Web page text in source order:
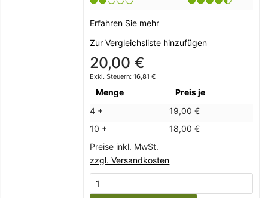
Erfahren Sie mehr
Zur Vergleichsliste hinzufügen
20,00 €
16,81 €
Menge
Preis je
4 +
19,00 €
10 +
18,00 €
Preise inkl. MwSt.
zzgl. Versandkosten